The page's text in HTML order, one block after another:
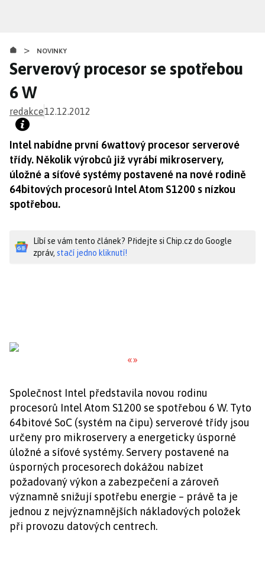
obsahu
> NOVINKY
Serverový procesor se spotřebou
6 W
redakce12.12.2012
Intel nabídne první 6wattový procesor serverové
třídy. Několik výrobců již vyrábí mikroservery,
úložné a síťové systémy postavené na nové rodině
64bitových procesorů Intel Atom S1200 s nízkou
spotřebou.
Líbí se vám tento článek? Přidejte si Chip.cz do Google
zpráv, stačí jedno kliknutí!
«»
Společnost Intel představila novou rodinu
procesorů Intel Atom S1200 se spotřebou 6 W. Tyto
64bitové SoC (systém na čipu) serverové třídy jsou
určeny pro mikroservery a energeticky úsporné
úložné a síťové systémy. Servery postavené na
úsporných procesorech dokážou nabízet
požadovaný výkon a zabezpečení a zároveň
významně snižují spotřebu energie – právě ta je
jednou z nejvýznamnějších nákladových položek
při provozu datových centrech.